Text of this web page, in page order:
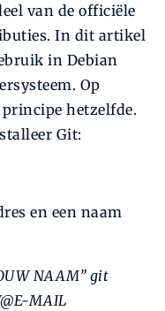
van de officiële
In dit artikel
in Debian
Op
hetzelfde.
Git:
en een naam
NAAM” git
MAIL